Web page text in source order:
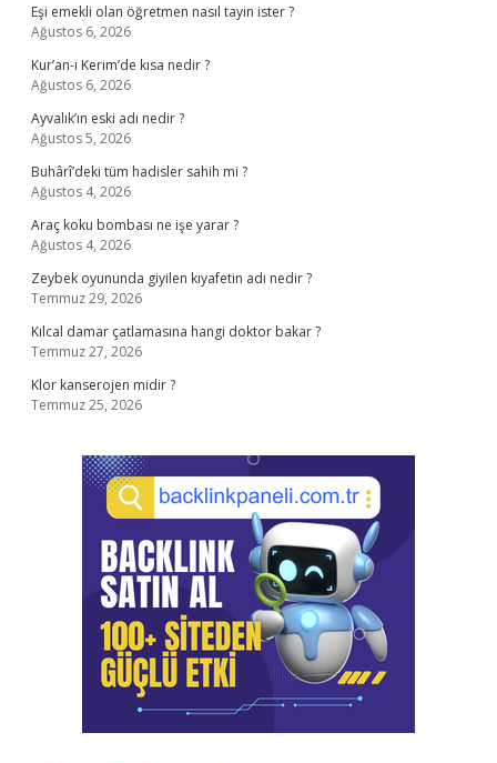
Eşi emekli olan öğretmen nasıl tayin ister ?
Ağustos 6, 2026
Kur’an-ı Kerim’de kısa nedir ?
Ağustos 6, 2026
Ayvalık’ın eski adı nedir ?
Ağustos 5, 2026
Buhârî’deki tüm hadisler sahih mi ?
Ağustos 4, 2026
Araç koku bombası ne işe yarar ?
Ağustos 4, 2026
Zeybek oyununda giyilen kıyafetin adı nedir ?
Temmuz 29, 2026
Kılcal damar çatlamasına hangi doktor bakar ?
Temmuz 27, 2026
Klor kanserojen midir ?
Temmuz 25, 2026